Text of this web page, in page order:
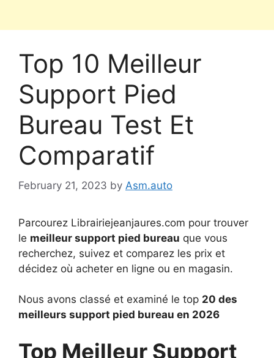
Top 10 Meilleur
Support Pied
Bureau Test Et
Comparatif
February 21, 2023 by Asm.auto
Parcourez Librairiejeanjaures.com pour trouver
le meilleur support pied bureau que vous
recherchez, suivez et comparez les prix et
décidez où acheter en ligne ou en magasin.
Nous avons classé et examiné le top 20 des
meilleurs support pied bureau en 2026
Top Meilleur Support